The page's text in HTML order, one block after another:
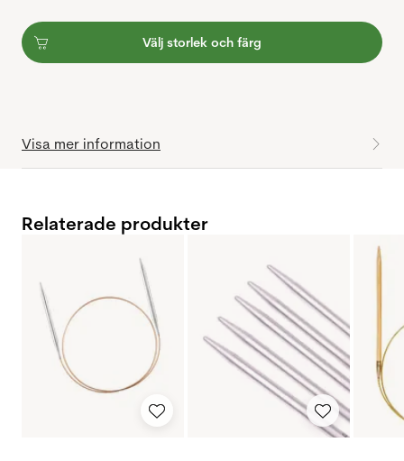
Välj storlek och färg
Visa mer information
Relaterade produkter